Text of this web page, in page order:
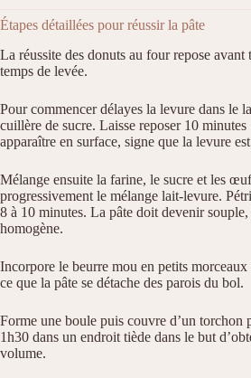
Étapes détaillées pour réussir la pâte
La réussite des donuts au four repose avant
temps de levée.
Pour commencer délayes la levure dans le
cuillère de sucre. Laisse reposer 10
apparaître en surface, signe que la levure
Mélange ensuite la farine, le sucre et les
progressivement le mélange lait-levure.
8 à 10 minutes. La pâte doit devenir
homogène.
Incorpore le beurre mou en petits
ce que la pâte se détache des parois du bol.
Forme une boule puis couvre d’un torchon
1h30 dans un endroit tiède dans le but
volume.